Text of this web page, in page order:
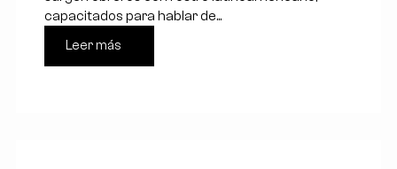
capacitados para hablar de...
Leer más